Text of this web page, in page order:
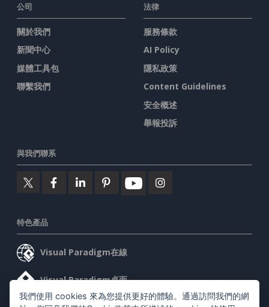
公司
關於我們
新聞中心
媒體工具包
聯繫我們
法律
服務條款
AI Policy
隱私政策
Content Guidelines
安全概述
舉報投訴
與我們聯系
特色產品
Visual Paradigm在線
Visual Paradigm桌面
我們使用 cookies 來為您提供更好的體驗。通過訪問我們的網